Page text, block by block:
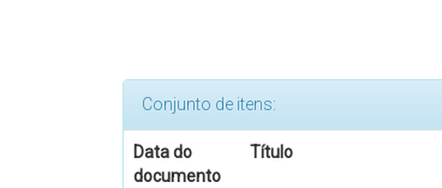
Conjunto de itens:
Data do
documento
Título